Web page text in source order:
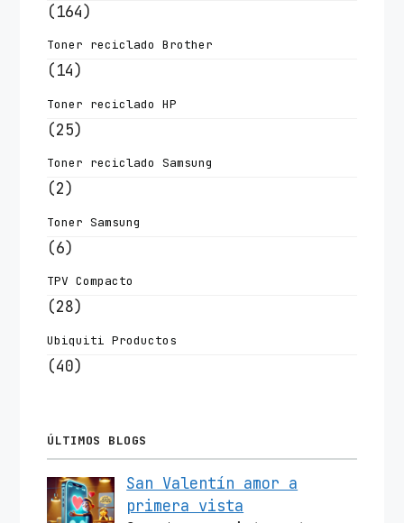
(164)
Toner reciclado Brother
(14)
Toner reciclado HP
(25)
Toner reciclado Samsung
(2)
Toner Samsung
(6)
TPV Compacto
(28)
Ubiquiti Productos
(40)
ÚLTIMOS BLOGS
San Valentín amor a
primera vista